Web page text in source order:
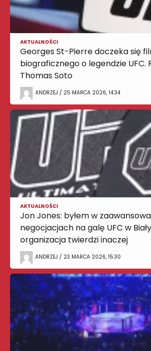
AKTUALNOŚCI
Georges St-Pierre doczeka się
biograficznego o legendzie UFC.
Thomas Soto
ANDRZEJ / 25 MARCA 2026, 14:34
AKTUALNOŚCI
Jon Jones: byłem w
negocjacjach na galę UFC w
organizacja twierdzi inaczej
ANDRZEJ / 23 MARCA 2026, 15:30